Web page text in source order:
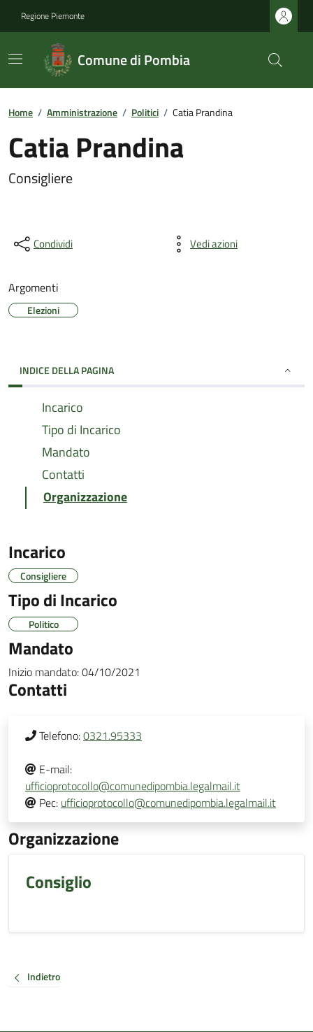
Regione Piemonte
Comune di Pombia
Home / Amministrazione / Politici / Catia Prandina
Catia Prandina
Consigliere
Condividi Vedi azioni
Argomenti
Elezioni
INDICE DELLA PAGINA
Incarico
Tipo di Incarico
Mandato
Contatti
Organizzazione
Incarico
Consigliere
Tipo di Incarico
Politico
Mandato
Inizio mandato:04/10/2021
Contatti
Telefono:0321.95333
E-mail:
ufficioprotocollo@comunedipombia.legalmail.it
Pec: ufficioprotocollo@comunedipombia.legalmail.it
Organizzazione
Consiglio
Indietro